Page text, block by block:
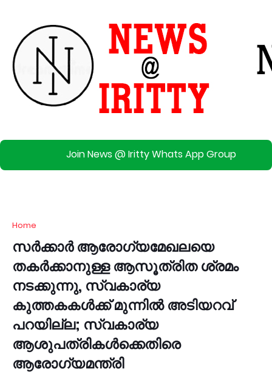
Join News @ Iritty Whats App Group
Home
സർക്കാർ ആരോഗ്യമേഖലയെ
തകർക്കാനുള്ള ആസൂത്രിത ശ്രമം
നടക്കുന്നു, സ്വകാര്യ
കുത്തകകൾക്ക്‌ മുന്നിൽ അടിയറവ്
പറയില്ല; സ്വകാര്യ
ആശുപത്രികൾക്കെതിരെ
ആരോഗ്യമന്ത്രി